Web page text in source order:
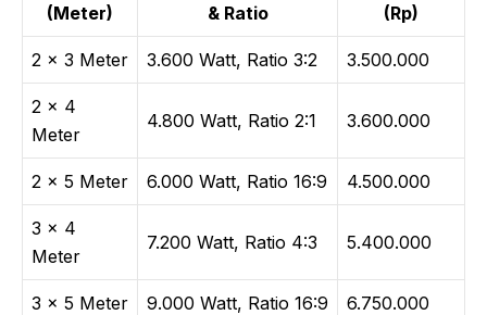
(Meter)
& Ratio
(Rp)
2 × 3 Meter 3.600 Watt, Ratio 3:2 3.500.000
2 × 4
Meter
4.800 Watt, Ratio 2:1 3.600.000
2 × 5 Meter 6.000 Watt, Ratio 16:9 4.500.000
3 × 4
Meter
7.200 Watt, Ratio 4:3 5.400.000
3 × 5 Meter 9.000 Watt, Ratio 16:9 6.750.000